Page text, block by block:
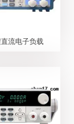
流电子负载